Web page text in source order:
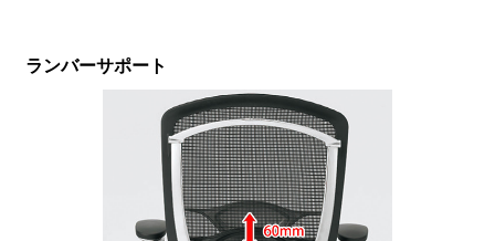
ランバーサポート